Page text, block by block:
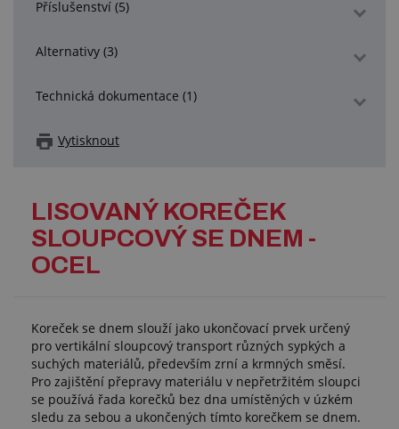
Příslušenství (5)
Alternativy (3)
Technická dokumentace (1)
Vytisknout
LISOVANÝ KOREČEK
SLOUPCOVÝ SE DNEM -
OCEL
Koreček se dnem slouží jako ukončovací prvek určený
pro vertikální sloupcový transport různých sypkých a
suchých materiálů, především zrní a krmných směsí.
Pro zajištění přepravy materiálu v nepřetržitém sloupci
se používá řada korečků bez dna umístěných v úzkém
sledu za sebou a ukončených tímto korečkem se dnem.